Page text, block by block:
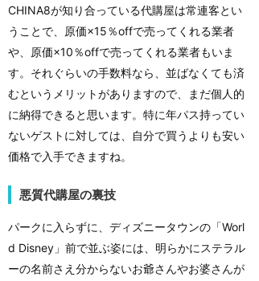
CHINA8が知り合っている代購屋は常連客とい
うことで、原価×15％offで売ってくれる業者
や、原価×10％offで売ってくれる業者もいま
す。それぐらいの手数料なら、並ばなくても済
むというメリットがありますので、まだ個人的
に納得できると思います。特に年パス持ってい
ないゲストに対しては、自分で買うよりも安い
価格で入手できますね。
悪質代購屋の裏技
パークに入らずに、ディズニータウンの「Worl
d Disney」前で並ぶ姿には、明らかにステラル
ーの名前さえ分からないお爺さんやお婆さんが